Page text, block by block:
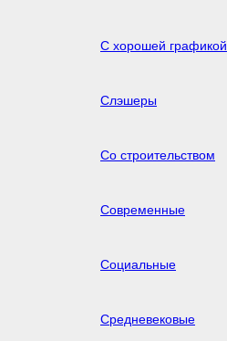
С хорошей графикой
Слэшеры
Со строительством
Современные
Социальные
Средневековые